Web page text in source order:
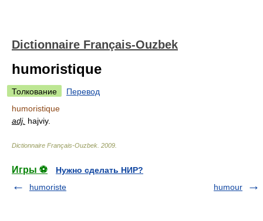
Dictionnaire Français-Ouzbek
humoristique
Толкование
Перевод
humoristique
adj. hajviy.
Dictionnaire Français-Ouzbek 2009
Игры ⚽
Нужно сделать НИР?
humoriste
humour